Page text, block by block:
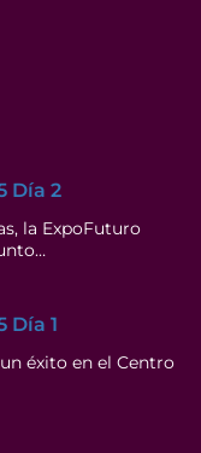
Día 2
la ExpoFuturo
Día 1
éxito en el Centro